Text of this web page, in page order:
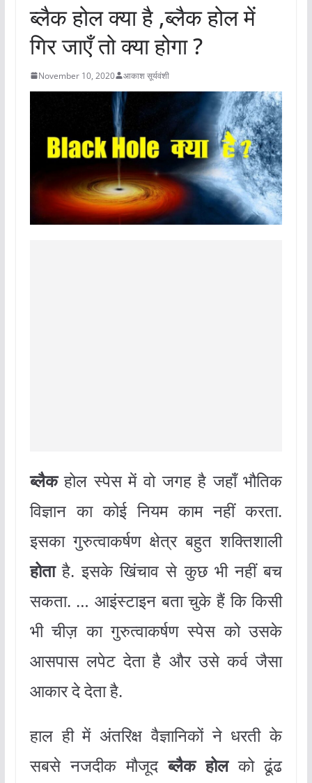
ब्लैक होल क्या है ,ब्लैक होल में
गिर जाएँ तो क्या होगा ?
November 10, 2020 आकाश सूर्यवंशी
ब्लैकहोल स्पेस में वो जगह है जहाँ भौतिक
विज्ञान का कोई नियम काम नहीं करता.
इसका गुरुत्वाकर्षण क्षेत्र बहुत शक्तिशाली
होताहै. इसके खिंचाव से कुछ भी नहीं बच
सकता. … आइंस्टाइन बता चुके हैं कि किसी
भी चीज़ का गुरुत्वाकर्षण स्पेस को उसके
आसपास लपेट देता है और उसे कर्व जैसा
आकार दे देता है.
हाल ही में अंतरिक्ष वैज्ञानिकों ने धरती के
सबसे नजदीक मौजूदब्लैक होलको ढूंढ